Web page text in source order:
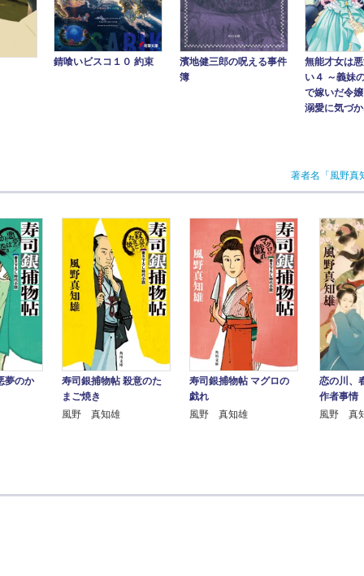
錆喰いビスコ１０ 約束
濱地健三郎の呪える事件
簿
無能才女は
い４ ～義妹
で嫁いだ令
溺愛に気づ
著者名「風野真
夢のか
寿司銀捕物帖 殺意のた
まご焼き
風野 真知雄
寿司銀捕物帖 マグロの
戯れ
風野 真知雄
恋の川、
作者事情
風野 真